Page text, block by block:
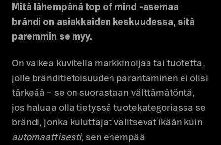
Mitä lähempänä top of mind -asemaa
brändi on asiakkaiden keskuudessa, sitä
paremmin se myy.
On vaikea kuvitella markkinoijaa tai tuotetta,
jolle bränditietoisuuden parantaminen ei olisi
tärkeää – se on suorastaan välttämätöntä,
jos haluaa olla tietyssä tuotekategoriassa se
brändi, jonka kuluttajat valitsevat ikään kuin
automaattisesti, sen enempää